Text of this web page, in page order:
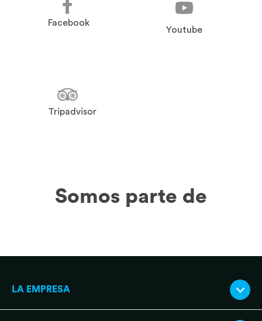
Facebook
Youtube
Tripadvisor
Somos parte de
LA EMPRESA